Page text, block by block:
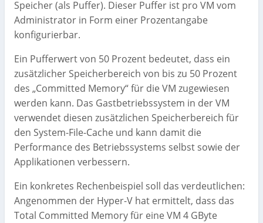
Speicher (als Puffer). Dieser Puffer ist pro VM vom
Administrator in Form einer Prozentangabe
konfigurierbar.
Ein Pufferwert von 50 Prozent bedeutet, dass ein
zusätzlicher Speicherbereich von bis zu 50 Prozent
des „Committed Memory“ für die VM zugewiesen
werden kann. Das Gastbetriebssystem in der VM
verwendet diesen zusätzlichen Speicherbereich für
den System-File-Cache und kann damit die
Performance des Betriebssystems selbst sowie der
Applikationen verbessern.
Ein konkretes Rechenbeispiel soll das verdeutlichen:
Angenommen der Hyper-V hat ermittelt, dass das
Total Committed Memory für eine VM 4 GByte